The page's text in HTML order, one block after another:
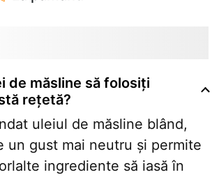
de măsline să folosiți
rețetă?
uleiul de măsline blând,
un gust mai neutru și permite
ingrediente să iasă în